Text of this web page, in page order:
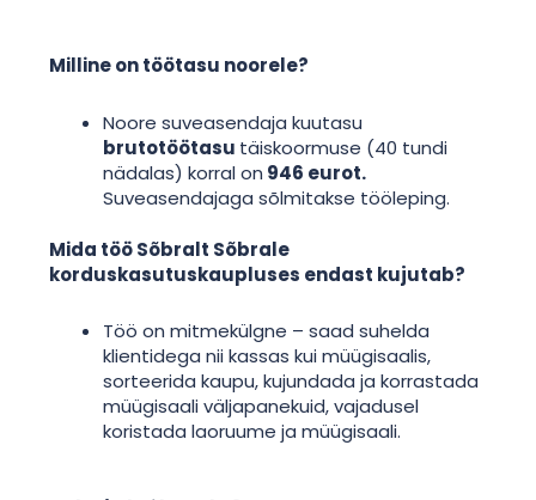
Milline on töötasu noorele?
Noore suveasendaja kuutasu
brutotöötasu täiskoormuse (40 tundi
nädalas) korral on 946 eurot.
Suveasendajaga sõlmitakse tööleping.
Mida töö Sõbralt Sõbrale
korduskasutuskaupluses endast kujutab?
Töö on mitmekülgne – saad suhelda
klientidega nii kassas kui müügisaalis,
sorteerida kaupu, kujundada ja korrastada
müügisaali väljapanekuid, vajadusel
koristada laoruume ja müügisaali.